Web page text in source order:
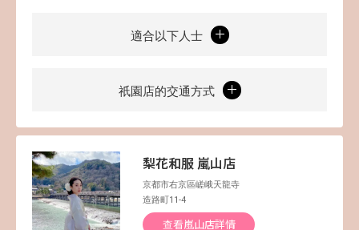
適合以下人士
祇園店的交通方式
梨花和服 嵐山店
京都市右京區嵯峨天龍寺
造路町11-4
查看嵐山店詳情